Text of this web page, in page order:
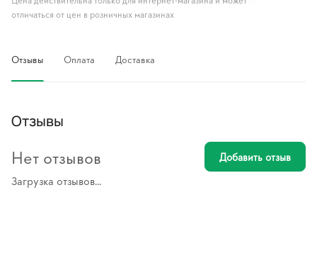
отличаться от цен в розничных магазинах
Отзывы Оплата Доставка
Отзывы
Загрузка отзывов...
Нет отзывов Добавить отзыв